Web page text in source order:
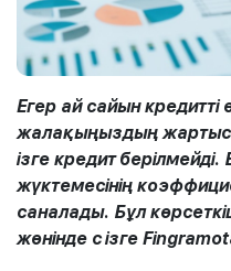
Егер ай сайынкредитті
жалақыңыздың
ізге кредит
жүктемесінің
саналады. Бұл
жөнінде сізге